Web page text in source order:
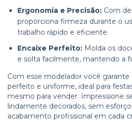
Ergonomia e Precisão: Com
proporciona firmeza durante o
trabalho rápido e eficiente.
Encaixe Perfeito: Molda os
e solta facilmente, mantendo a
Com esse modelador você garante
perfeito e uniforme, ideal para
mesmo para vender. Impressione
lindamente decorados, sem
acabamento profissional em cada